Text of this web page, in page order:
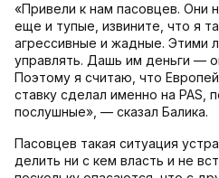
«Привели к нам пасовцев. Они
еще и тупые, извините, что я
агрессивные и жадные. Этими
управлять. Дашь им деньги —
Поэтому я считаю, что
ставку сделал именно на PAS,
послушные», — сказал Балика.
Пасовцев такая ситуация
делить ни с кем власть и не